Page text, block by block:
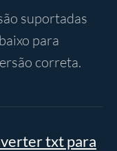
suportadas
para
correta.
txt para